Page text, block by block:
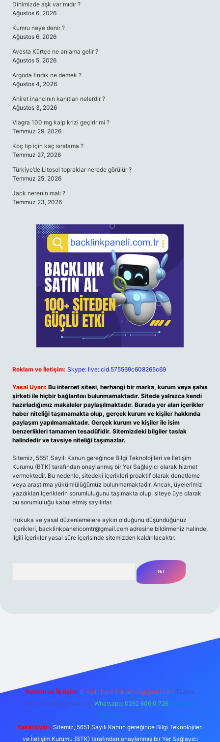
Dinimizde aşk var mıdır ?
Ağustos 6, 2026
Kumru neye denir ?
Ağustos 6, 2026
Avesta Kürtçe ne anlama gelir ?
Ağustos 5, 2026
Argoda fındık ne demek ?
Ağustos 4, 2026
Ahiret inancının kanıtları nelerdir ?
Ağustos 3, 2026
Viagra 100 mg kalp krizi geçirir mi ?
Temmuz 29, 2026
Koç tıp için kaç sıralama ?
Temmuz 27, 2026
Türkiye’de Litosol topraklar nerede görülür ?
Temmuz 25, 2026
Jack nerenin malı ?
Temmuz 23, 2026
Reklam ve İletişim: Skype: live:.cid.575569c608265c69
Yasal Uyarı: Bu internet sitesi, herhangi bir marka, kurum veya şahıs
şirketi ile hiçbir bağlantısı bulunmamaktadır. Sitede yalnızca kendi
hazırladığımız makaleler paylaşılmaktadır. Burada yer alan içerikler
haber niteliği taşımamakta olup, gerçek kurum ve kişiler hakkında
paylaşım yapılmamaktadır. Gerçek kurum ve kişiler ile isim
benzerlikleri tamamen tesadüfidir. Sitemizdeki bilgiler taslak
halindedir ve tavsiye niteliği taşımazlar.
Sitemiz, 5651 Sayılı Kanun gereğince Bilgi Teknolojileri ve İletişim
Kurumu (BTK) tarafından onaylanmış bir Yer Sağlayıcı olarak hizmet
vermektedir. Bu nedenle, sitedeki içerikleri proaktif olarak denetleme
veya araştırma yükümlülüğümüz bulunmamaktadır. Ancak, üyelerimiz
yazdıkları içeriklerin sorumluluğunu taşımakta olup, siteye üye olarak
bu sorumluluğu kabul etmiş sayılırlar.
Hukuka ve yasal düzenlemelere aykırı olduğunu düşündüğünüz
içerikleri, backlinkpanelicomtr@gmail.com adresine bildirmeniz halinde,
ilgili içerikler yasal süre içerisinde sitemizden kaldırılacaktır.
m elexbet
Reklam ve İletişim: E-mail: backlinkpaneli@gmail.com Teams:
forumhizmeti@gmail.com Whatsapp: 0262 606 0 726 Telegram:
@karabul
Yasal Uyarı: Sitemiz, 5651 Sayılı Kanun gereğince Bilgi Teknolojileri
ve İletişim Kurumu (BTK) tarafından onaylanmış bir Yer Sağlayıcı